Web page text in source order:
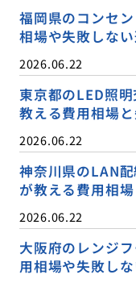
福岡県のコンセ
相場や失敗しな
2026.06.22
東京都のLED照
教える費用相場
2026.06.22
神奈川県のLAN
が教える費用相
2026.06.22
大阪府のレンジ
用相場や失敗し